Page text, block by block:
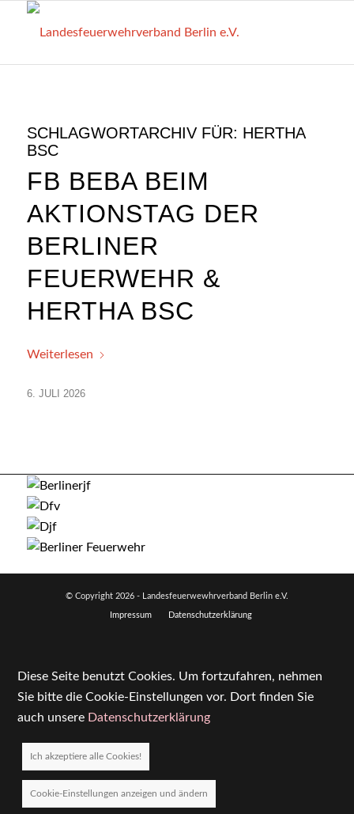
SCHLAGWORTARCHIV FÜR: HERTHA
BSC
FB BEBA BEIM
AKTIONSTAG DER
BERLINER
FEUERWEHR &
HERTHA BSC
Weiterlesen
6. JULI 2026
© Copyright 2026 - Landesfeuerwewhrverband Berlin e.V.
Impressum Datenschutzerklärung
Diese Seite benutzt Cookies. Um fortzufahren, nehmen
Sie bitte die Cookie-Einstellungen vor. Dort finden Sie
auch unsere Datenschutzerklärung
Ich akzeptiere alle Cookies!
Cookie-Einstellungen anzeigen und ändern